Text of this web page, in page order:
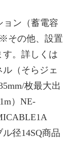
ョン（蓄電容
その他、設置
。詳しくは
（そらジェ
枚最大出
）NE-
径14SQ商品